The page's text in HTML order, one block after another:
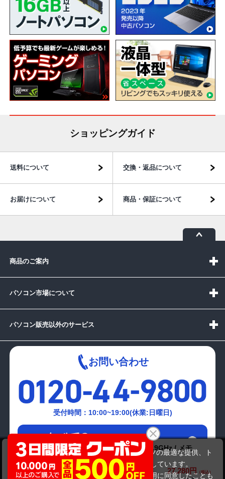
富士通 LIFEBOOK A579/B(Corei5-8265U 1.9GHz / メモ
リ:8GB / SSD 128GB )第8世代
商品価格(税込) 27,280円
ショッピングガイド
送料について 交換・返品について
お届けについて 商品・保証について
商品のご案内
パソコン市場について
パソコン販売以外のサービス
お問い合わせ
受付時間：10:00~19:00(休業:日曜日)
メールでの
お問い合わせはこちら
当サイトでは利用体験の向上およびコンテンツの最適な提供、ト
ラフィックの分析を目的としてCookieを使用しています。
サイトの閲覧を継続された場合、Cookieの利用に同意したことも